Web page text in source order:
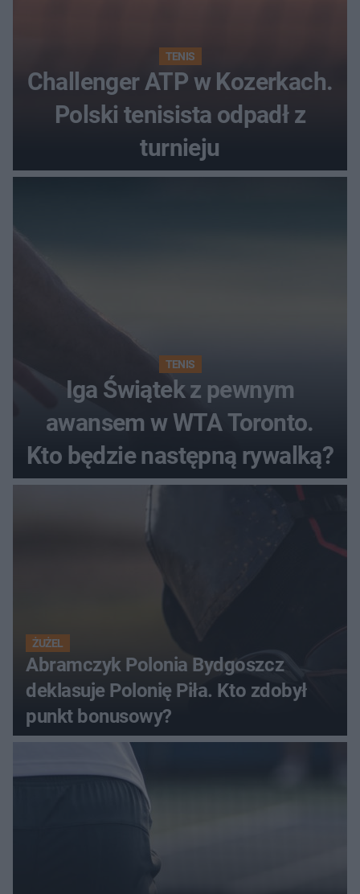
TENIS
Challenger ATP w Kozerkach.
Polski tenisista odpadł z
turnieju
TENIS
Iga Świątek z pewnym
awansem w WTA Toronto.
Kto będzie następną rywalką?
ŻUŻEL
Abramczyk Polonia Bydgoszcz
deklasuje Polonię Piła. Kto zdobył
punkt bonusowy?